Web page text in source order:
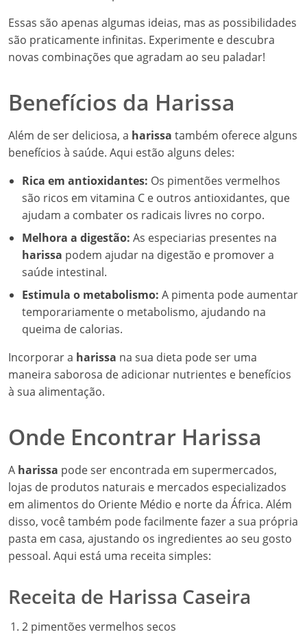
Essas são apenas algumas ideias, mas as possibilidades
são praticamente infinitas. Experimente e descubra
novas combinações que agradam ao seu paladar!
Benefícios da Harissa
Além de ser deliciosa, a harissa também oferece alguns
benefícios à saúde. Aqui estão alguns deles:
Rica em antioxidantes: Os pimentões vermelhos
são ricos em vitamina C e outros antioxidantes, que
ajudam a combater os radicais livres no corpo.
Melhora a digestão: As especiarias presentes na
harissa podem ajudar na digestão e promover a
saúde intestinal.
Estimula o metabolismo: A pimenta pode aumentar
temporariamente o metabolismo, ajudando na
queima de calorias.
Incorporar a harissa na sua dieta pode ser uma
maneira saborosa de adicionar nutrientes e benefícios
à sua alimentação.
Onde Encontrar Harissa
A harissa pode ser encontrada em supermercados,
lojas de produtos naturais e mercados especializados
em alimentos do Oriente Médio e norte da África. Além
disso, você também pode facilmente fazer a sua própria
pasta em casa, ajustando os ingredientes ao seu gosto
pessoal. Aqui está uma receita simples:
Receita de Harissa Caseira
2 pimentões vermelhos secos